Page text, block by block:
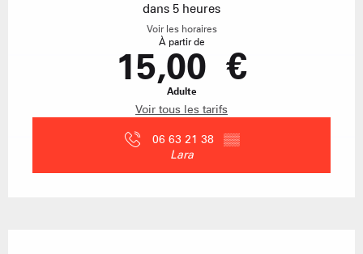
dans 5 heures
Voir les horaires
À partir de
15,00 €
Adulte
Voir tous les tarifs
06 63 21 38 ▒▒
Lara